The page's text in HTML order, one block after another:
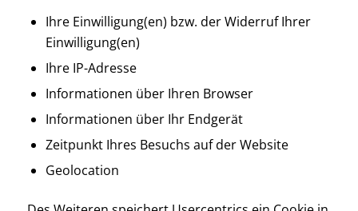
Ihre Einwilligung(en) bzw. der Widerruf Ihrer
Einwilligung(en)
Ihre IP-Adresse
Informationen über Ihren Browser
Informationen über Ihr Endgerät
Zeitpunkt Ihres Besuchs auf der Website
Geolocation